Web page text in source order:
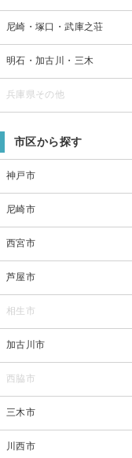
尼崎・塚口・武庫之荘
明石・加古川・三木
兵庫県その他
市区から探す
神戸市
尼崎市
西宮市
芦屋市
相生市
加古川市
西脇市
三木市
川西市